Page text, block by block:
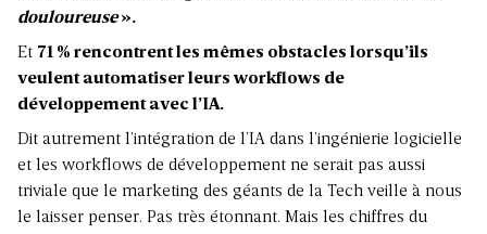
douloureuse».
Et 71 % rencontrent les mêmes obstacles lorsqu’ils
veulent automatiser leurs workflows de
développement avec l’IA.
Dit autrement l’intégration de l’IA dans l’ingénierie logicielle
et les workflows de développement ne serait pas aussi
triviale que le marketing des géants de la Tech veille à nous
le laisser penser. Pas très étonnant. Mais les chiffres du